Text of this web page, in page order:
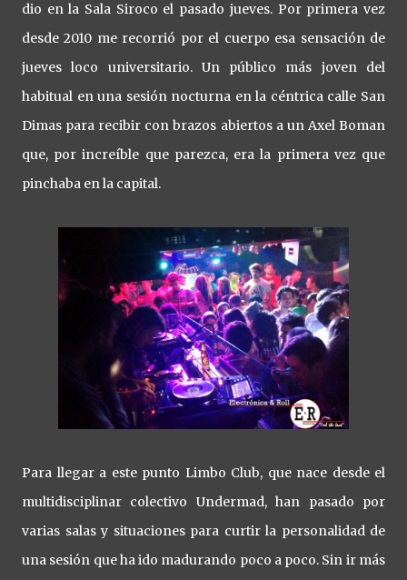
dio en la Sala Siroco el pasado jueves. Por primera vez
desde 2010 me recorrió por el cuerpo esa sensación de
jueves loco universitario. Un público más joven del
habitual en una sesión nocturna en la céntrica calle San
Dimas para recibir con brazos abiertos a un Axel Boman
que, por increíble que parezca, era la primera vez que
pinchaba en la capital.
Para llegar a este punto Limbo Club, que nace desde el
multidisciplinar colectivo Undermad, han pasado por
varias salas y situaciones para curtir la personalidad de
una sesión que ha ido madurando poco a poco. Sin ir más